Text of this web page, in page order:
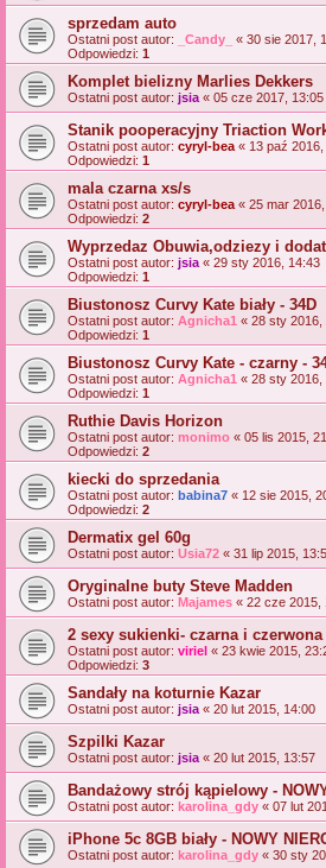
sprzedam auto
Ostatni post autor: _Candy_ « 30 sie 2017,
Odpowiedzi: 1
Komplet bielizny Marlies Dekkers
Ostatni post autor: jsia « 05 cze 2017, 13:05
Stanik pooperacyjny Triaction
Ostatni post autor: cyryl-bea « 13 paź
Odpowiedzi: 1
mala czarna xs/s
Ostatni post autor: cyryl-bea « 25 mar
Odpowiedzi: 2
Wyprzedaz Obuwia,odziezy i
Ostatni post autor: jsia « 29 sty 2016, 14:43
Odpowiedzi: 1
Biustonosz Curvy Kate biały - 34D
Ostatni post autor: Agnicha1 « 28 sty 2016,
Odpowiedzi: 1
Biustonosz Curvy Kate - czarny -
Ostatni post autor: Agnicha1 « 28 sty 2016,
Odpowiedzi: 1
Ruthie Davis Horizon
Ostatni post autor: monimo « 05 lis 2015,
Odpowiedzi: 2
kiecki do sprzedania
Ostatni post autor: babina7 « 12 sie 2015,
Odpowiedzi: 2
Dermatix gel 60g
Ostatni post autor: Usia72 « 31 lip 2015,
Oryginalne buty Steve Madden
Ostatni post autor: Majames « 22 cze 2015,
2 sexy sukienki- czarna i czerwona
Ostatni post autor: viriel « 23 kwie 2015,
Odpowiedzi: 3
Sandały na koturnie Kazar
Ostatni post autor: jsia « 20 lut 2015, 14:00
Szpilki Kazar
Ostatni post autor: jsia « 20 lut 2015, 13:57
Bandażowy strój kąpielowy -
Ostatni post autor: karolina_gdy « 07 lut
iPhone 5c 8GB biały - NOWY
Ostatni post autor: karolina_gdy « 30 sty